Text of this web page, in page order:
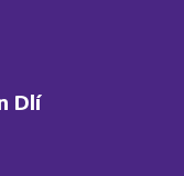
Dlí